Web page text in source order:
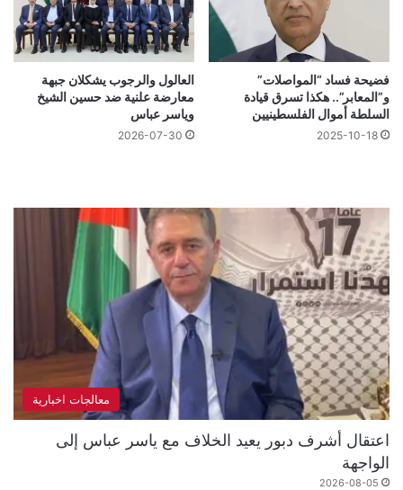
فضيحة فساد “المواصلات”
و”المعابر”.. هكذا تسرق قيادة
السلطة أموال الفلسطينيين
2025-10-18
العالول والرجوب يشكلان جبهة
معارضة علنية ضد حسين الشيخ
وياسر عباس
2026-07-30
معالجات اخبارية
اعتقال أشرف دبور يعيد الخلاف مع ياسر عباس إلى
الواجهة
2026-08-05